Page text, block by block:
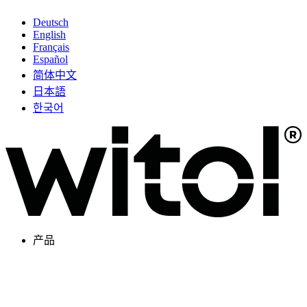
Deutsch
English
Français
Español
简体中文
日本語
한국어
产品